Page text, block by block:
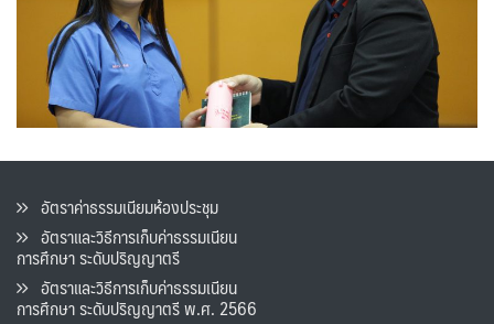
อัตราค่าธรรมเนียมห้องประชุม
อัตราและวิธีการเก็บค่าธรรมเนียน
การศึกษา ระดับปริญญาตรี
อัตราและวิธีการเก็บค่าธรรมเนียน
การศึกษา ระดับปริญญาตรี พ.ศ. 2566